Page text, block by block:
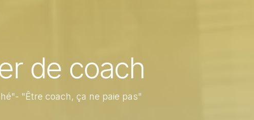
de coach
"Être coach, ça ne paie pas"